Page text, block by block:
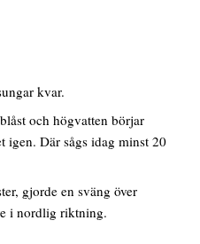
kvar.
och högvatten börjar
igen. Där sågs idag minst 20
gjorde en sväng över
i nordlig riktning.